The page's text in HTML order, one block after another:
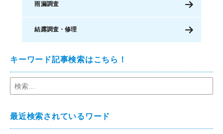
雨漏調査
結露調査・修理
キーワード記事検索はこちら！
最近検索されているワード